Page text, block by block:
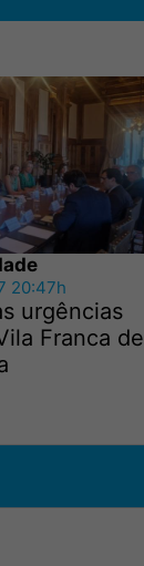
20:47h
urgências
Franca de